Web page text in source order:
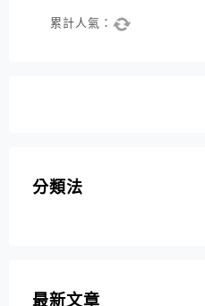
累計人氣：
分類法
最新文章